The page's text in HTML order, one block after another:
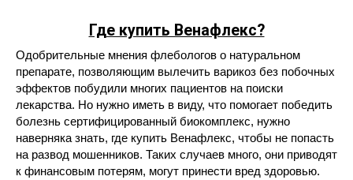
Где купить Венафлекс?
Одобрительные мнения флебологов о натуральном
препарате, позволяющим вылечить варикоз без побочных
эффектов побудили многих пациентов на поиски
лекарства. Но нужно иметь в виду, что помогает победить
болезнь сертифицированный биокомплекс, нужно
наверняка знать, где купить Венафлекс, чтобы не попасть
на развод мошенников. Таких случаев много, они приводят
к финансовым потерям, могут принести вред здоровью.